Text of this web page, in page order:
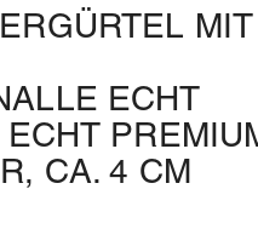
MIT
ECHT
CA. 4 CM